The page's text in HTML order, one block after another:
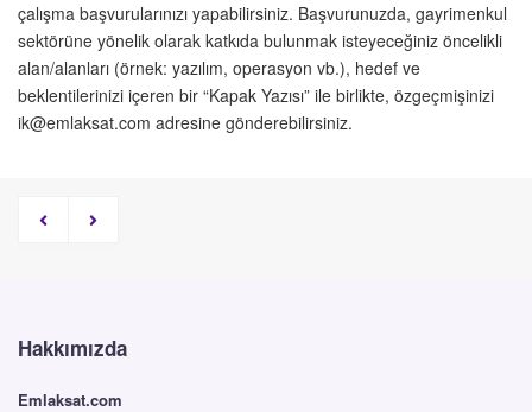
çalışma başvurularınızı yapabilirsiniz. Başvurunuzda, gayrimenkul
sektörüne yönelik olarak katkıda bulunmak isteyeceğiniz öncelikli
alan/alanları (örnek: yazılım, operasyon vb.), hedef ve
beklentilerinizi içeren bir “Kapak Yazısı” ile birlikte, özgeçmişinizi
ik@emlaksat.com adresine gönderebilirsiniz.
Hakkımızda
Emlaksat.com